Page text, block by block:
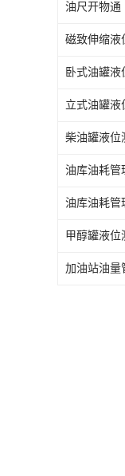
油尺开物通
磁致伸缩液
卧式油罐液
立式油罐液
柴油罐液位
油库油耗管
油库油耗管
甲醇罐液位
加油站油量